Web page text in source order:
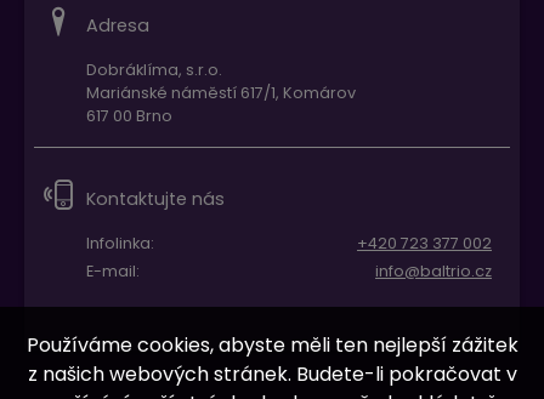
Adresa
Dobráklíma, s.r.o.
Mariánské náměstí 617/1, Komárov
617 00 Brno
Kontaktujte nás
Infolinka:
+420 723 377 002
E-mail:
info@baltrio.cz
Používáme cookies, abyste měli ten nejlepší zážitek
z našich webových stránek. Budete-li pokračovat v